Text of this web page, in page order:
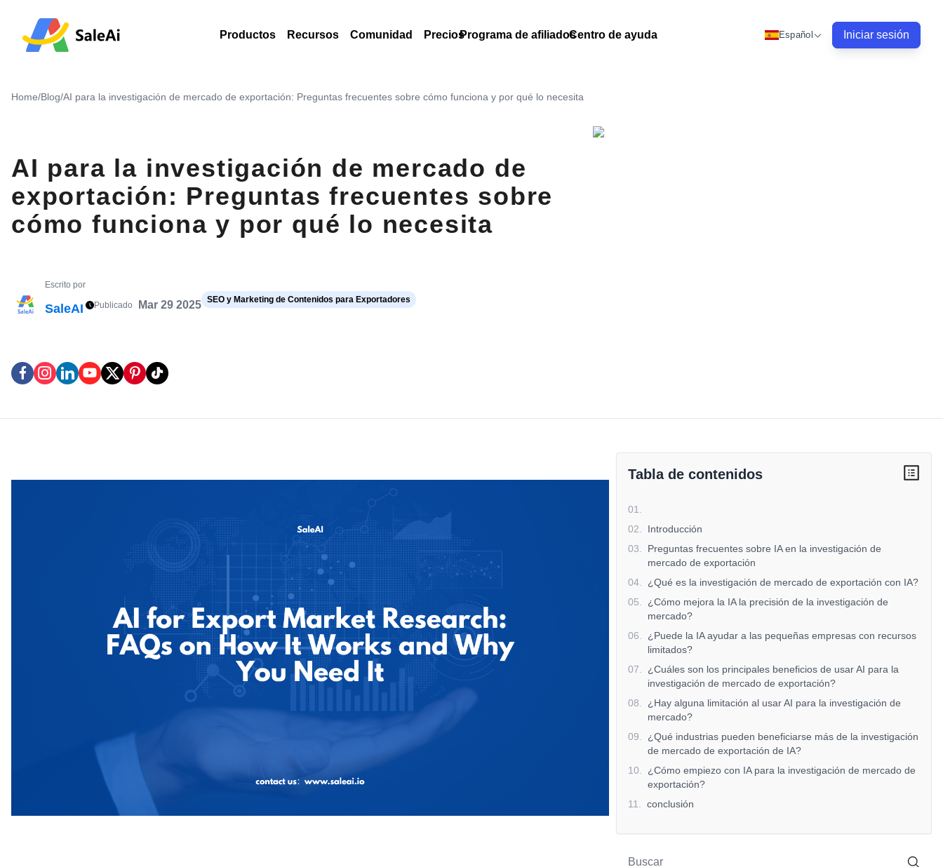
Productos Recursos Comunidad PreciosPrograma de afiliadosCentro de ayuda Español Iniciar sesión
Home/Blog/AI para la investigación de mercado de exportación: Preguntas frecuentes sobre cómo funciona y por qué lo necesita
AI para la investigación de mercado de
exportación: Preguntas frecuentes sobre
cómo funciona y por qué lo necesita
Escrito por
SaleAI Publicado Mar 29 2025 SEO y Marketing de Contenidos para Exportadores
Tabla de contenidos
01
02
Introducción
03
Preguntas frecuentes sobre IA en la investigación de
mercado de exportación
04
¿Qué es la investigación de mercado de exportación con IA?
05
¿Cómo mejora la IA la precisión de la investigación de
mercado?
06
¿Puede la IA ayudar a las pequeñas empresas con recursos
limitados?
07
¿Cuáles son los principales beneficios de usar AI para la
investigación de mercado de exportación?
08
¿Hay alguna limitación al usar AI para la investigación de
mercado?
09
¿Qué industrias pueden beneficiarse más de la investigación
de mercado de exportación de IA?
10
¿Cómo empiezo con IA para la investigación de mercado de
exportación?
11
conclusión